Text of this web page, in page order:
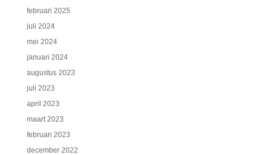
februari 2025
juli 2024
mei 2024
januari 2024
augustus 2023
juli 2023
april 2023
maart 2023
februari 2023
december 2022